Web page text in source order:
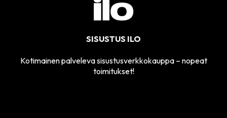
SISUSTUS ILO
Kotimainen palveleva sisustusverkkokauppa – nopeat
toimitukset!